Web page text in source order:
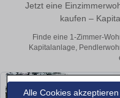
Alle Cookies akzeptieren
Jetzt eine
kaufen –
Finde eine 1-Zimmer-
Kapitalanlage,